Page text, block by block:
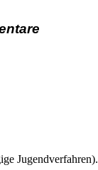
Jugendverfahren).